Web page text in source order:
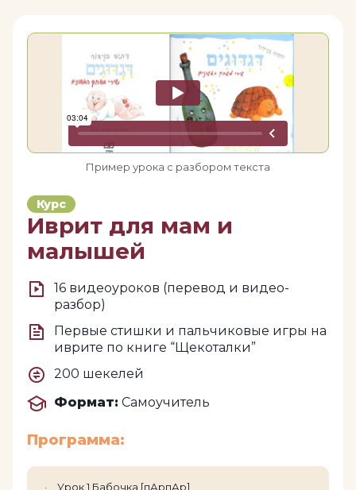
Пример урока с разбором текста
Курс
Иврит для мам и
малышей
16 видеоуроков (перевод и видео-
разбор)
Первые стишки и пальчиковые игры на
иврите по книге “Щекоталки”
200 шекелей
Формат: Самоучитель
Программа:
Урок 1 Бабочка [пАрпАр]